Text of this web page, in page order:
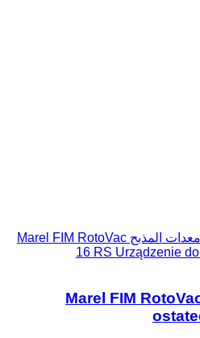
معدات المذبح Marel FIM RotoVac
16 RS Urządzenie
Marel FIM